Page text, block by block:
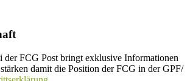
der FCG Post bringt exklusive Informationen
damit die Position der FCG in der GPF/